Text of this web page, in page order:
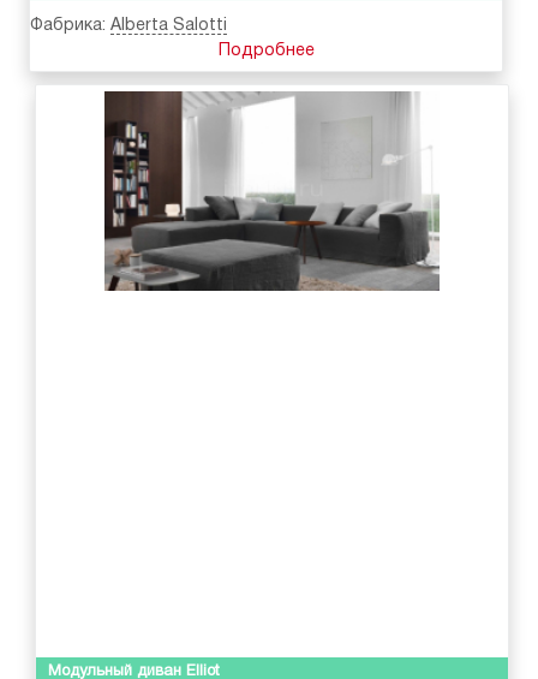
Фабрика: Alberta Salotti
Подробнее
Модульный диван Elliot